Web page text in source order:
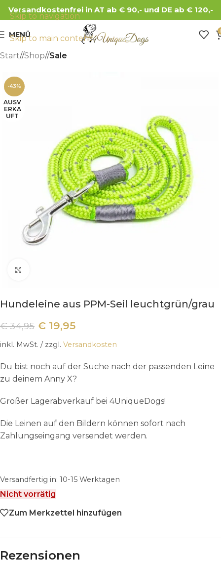
Skip to navigation
Skip to main content
Versandkostenfrei in AT ab € 90,- und DE ab € 120,-
MENÜ
Start/ Shop/ Sale
-43%
AUSV
ERKA
UFT
Hundeleine aus PPM-Seil leuchtgrün/grau
€34,95 € 19,95
inkl. MwSt. / zzgl. Versandkosten
Du bist noch auf der Suche nach der passenden Leine
zu deinem Anny X?
Großer Lagerabverkauf bei 4UniqueDogs!
Die Leinen auf den Bildern können sofort nach
Zahlungseingang versendet werden.
Versandfertig in: 10-15 Werktagen
Nicht vorrätig
Zum Merkzettel hinzufügen
Rezensionen